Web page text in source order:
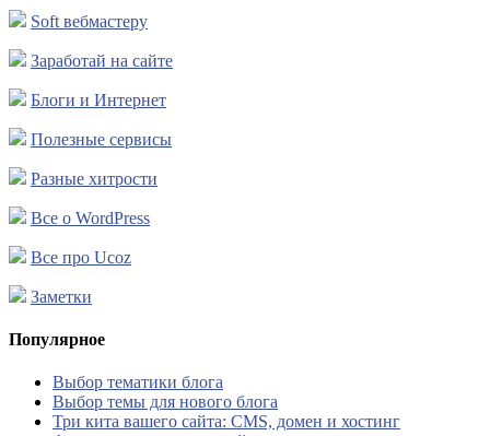
Soft вебмастеру
Заработай на сайте
Блоги и Интернет
Полезные сервисы
Разные хитрости
Все о WordPress
Все про Ucoz
Заметки
Популярное
Выбор тематики блога
Выбор темы для нового блога
Три кита вашего сайта: CMS, домен и хостинг